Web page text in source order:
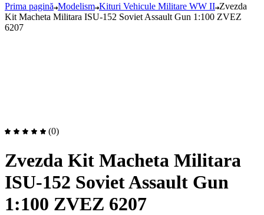
Prima pagină Modelism Kituri Vehicule Militare WW II Zvezda
Kit Macheta Militara ISU-152 Soviet Assault Gun 1:100 ZVEZ
6207
(0)
Zvezda Kit Macheta Militara
ISU-152 Soviet Assault Gun
1:100 ZVEZ 6207